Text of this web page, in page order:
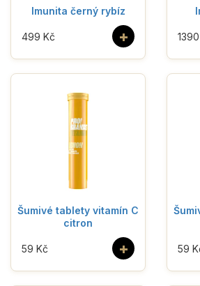
Imunita černý rybíz
+
499 Kč
Šumivé tablety vitamín C
citron
+
59 Kč 59